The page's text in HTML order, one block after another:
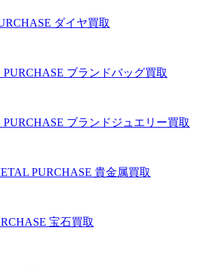
ダイヤ買取
ブランドバッグ買取
ブランドジュエリー買取
PURCHASE 貴金属買取
宝石買取